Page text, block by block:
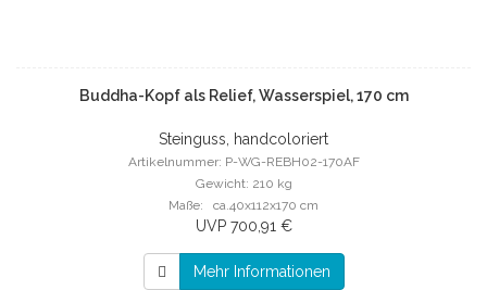
Buddha-Kopf als Relief, Wasserspiel, 170 cm
Steinguss, handcoloriert
Artikelnummer: P-WG-REBH02-170AF
Gewicht: 210 kg
Maße: ca.40x112x170 cm
UVP 700,91 €
Mehr Informationen